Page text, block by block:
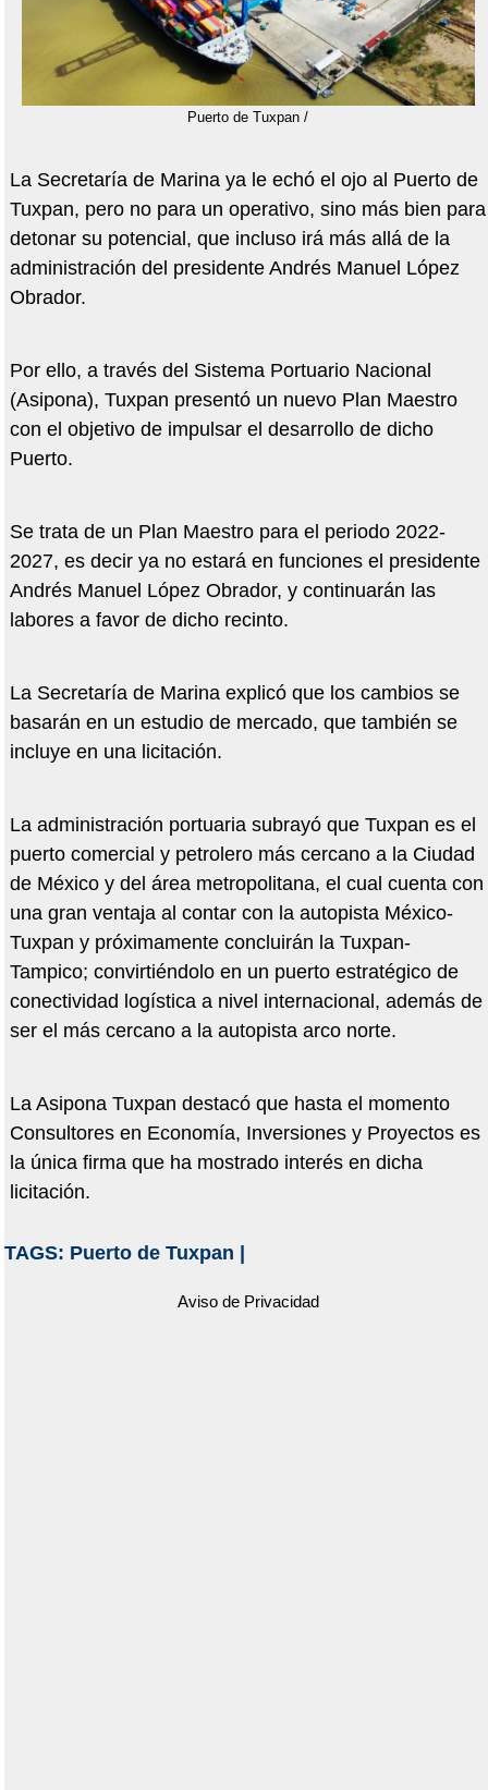
Puerto de Tuxpan /
La Secretaría de Marina ya le echó el ojo al Puerto de
Tuxpan, pero no para un operativo, sino más bien para
detonar su potencial, que incluso irá más allá de la
administración del presidente Andrés Manuel López
Obrador.
Por ello, a través del Sistema Portuario Nacional
(Asipona), Tuxpan presentó un nuevo Plan Maestro
con el objetivo de impulsar el desarrollo de dicho
Puerto.
Se trata de un Plan Maestro para el periodo 2022-
2027, es decir ya no estará en funciones el presidente
Andrés Manuel López Obrador, y continuarán las
labores a favor de dicho recinto.
La Secretaría de Marina explicó que los cambios se
basarán en un estudio de mercado, que también se
incluye en una licitación.
La administración portuaria subrayó que Tuxpan es el
puerto comercial y petrolero más cercano a la Ciudad
de México y del área metropolitana, el cual cuenta con
una gran ventaja al contar con la autopista México-
Tuxpan y próximamente concluirán la Tuxpan-
Tampico; convirtiéndolo en un puerto estratégico de
conectividad logística a nivel internacional, además de
ser el más cercano a la autopista arco norte.
La Asipona Tuxpan destacó que hasta el momento
Consultores en Economía, Inversiones y Proyectos es
la única firma que ha mostrado interés en dicha
licitación.
TAGS: Puerto de Tuxpan
Aviso de Privacidad